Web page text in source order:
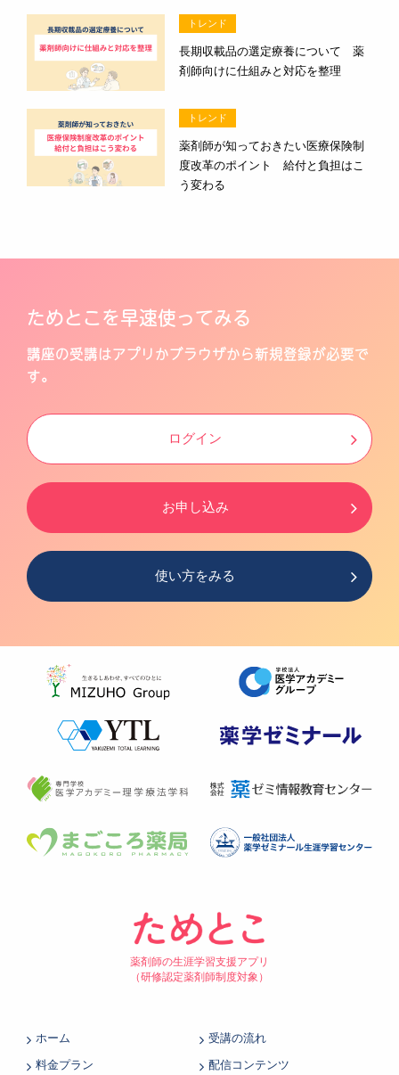
トレンド
長期収載品の選定療養について 薬
剤師向けに仕組みと対応を整理
トレンド
薬剤師が知っておきたい医療保険制
度改革のポイント 給付と負担はこ
う変わる
ためとこを早速使ってみる
講座の受講はアプリかブラウザから新規登録が必要で
す。
ログイン
お申し込み
使い方をみる
薬剤師の生涯学習支援アプリ
（研修認定薬剤師制度対象）
ホーム 受講の流れ
料金プラン 配信コンテンツ